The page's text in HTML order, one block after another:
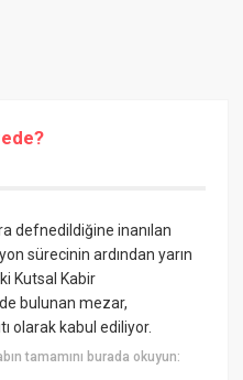
defnedildiğine inanılan
sürecinin ardından yarın
Kutsal Kabir
bulunan mezar,
olarak kabul ediliyor.
tamamını burada okuyun: